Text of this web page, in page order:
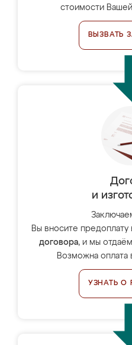
стоимости
ВЫЗВАТЬ
и
Вы вносите предоплату
договора, и мы
Возможна оплата
УЗНАТЬ О